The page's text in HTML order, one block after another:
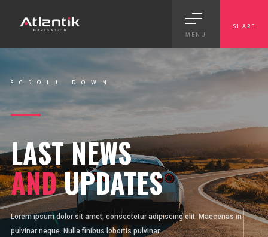
MENU
SHARE
LAST NEWS
ANDUPDATES
Lorem ipsum dolor sit amet, consectetur adipiscing elit. Maecenas in
pulvinar neque. Nulla finibus lobortis pulvinar.
SCROLL DOWN